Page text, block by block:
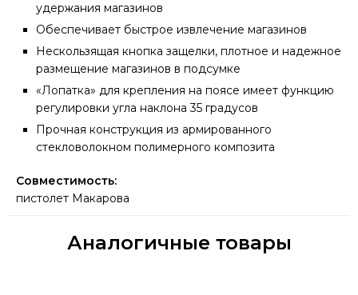
удержания магазинов
Обеспечивает быстрое извлечение магазинов
Нескользящая кнопка защелки, плотное и надежное
размещение магазинов в подсумке
«Лопатка» для крепления на поясе имеет функцию
регулировки угла наклона 35 градусов
Прочная конструкция из армированного
стекловолокном полимерного композита
Совместимость:
пистолет Макарова
Аналогичные товары